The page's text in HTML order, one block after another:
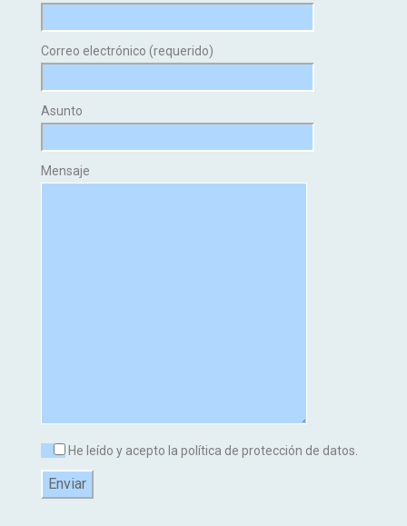
Correo electrónico (requerido)
Asunto
Mensaje
He leído y acepto la política de protección de datos.